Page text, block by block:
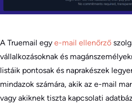
A Truemail egy e-mail ellenőrző
vállalkozásoknak és
listáik pontosak és naprakészek
mindazok számára, akik az e-mail
vagy akiknek tiszta kapcsolati